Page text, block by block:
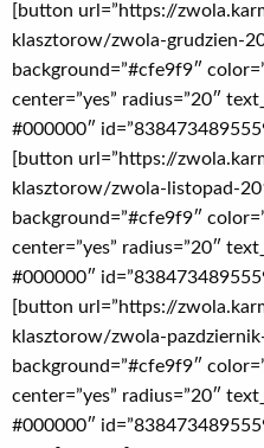
[button url=”https://
klasztorow/zwola-grudzien-
background=”#cfe9f9″
center=”yes” radius=”20″
#000000″
[button url=”https://
klasztorow/zwola-listopad-
background=”#cfe9f9″
center=”yes” radius=”20″
#000000″
[button url=”https://
klasztorow/zwola-
background=”#cfe9f9″
center=”yes” radius=”20″
#000000″